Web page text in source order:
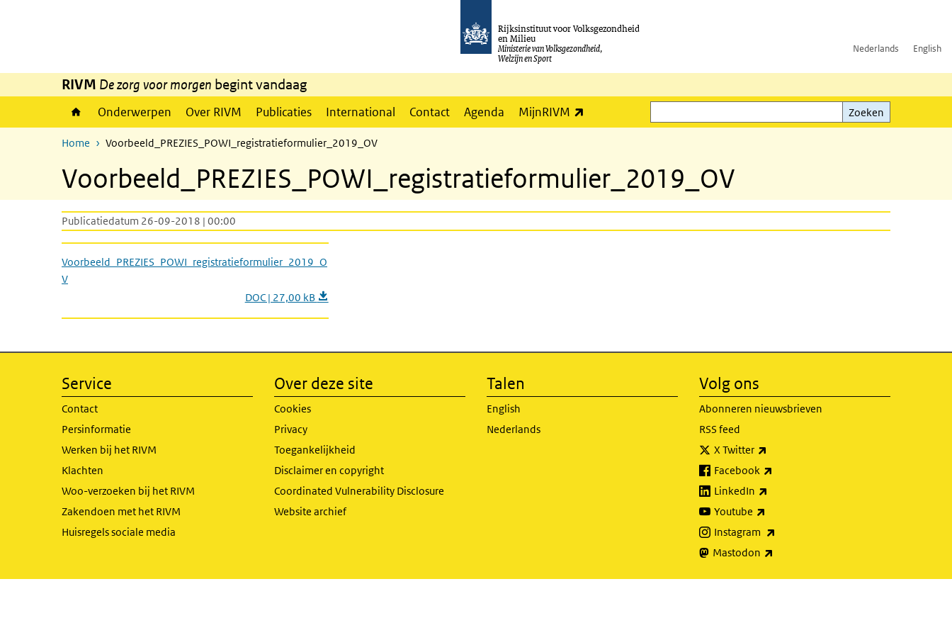
Rijksinstituut voor Volksgezondheid
en Milieu
Ministerie van Volksgezondheid,
Welzijn en Sport
Nederlands English
RIVM De zorg voor morgen begint vandaag
Onderwerpen Over RIVM Publicaties International Contact Agenda MijnRIVM
Zoeken
Zoeken
Home Voorbeeld_PREZIES_POWI_registratieformulier_2019_OV
Voorbeeld_PREZIES_POWI_registratieformulier_2019_OV
Publicatiedatum 26-09-2018 | 00:00
Voorbeeld_PREZIES_POWI_registratieformulier_2019_O
V
DOC | 27,00 kB
Service
Contact
Persinformatie
Werken bij het RIVM
Klachten
Woo-verzoeken bij het RIVM
Zakendoen met het RIVM
Huisregels sociale media
Over deze site
Cookies
Privacy
Toegankelijkheid
Disclaimer en copyright
Coordinated Vulnerability Disclosure
Website archief
Talen
English
Nederlands
Volg ons
Abonneren nieuwsbrieven
RSS feed
X Twitter
Facebook
LinkedIn
Youtube
Instagram
Mastodon